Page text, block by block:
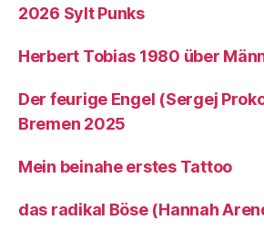
2026 Sylt Punks
Herbert Tobias 1980 über
Der feurige Engel (Sergej
Bremen 2025
Mein beinahe erstes Tattoo
das radikal Böse (Hannah